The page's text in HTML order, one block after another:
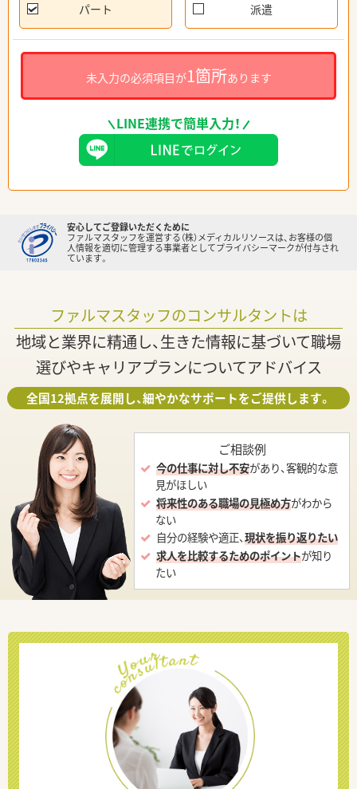
パート 派遣
未入力の必須項目が1箇所あります
LINE連携で簡単入力！
安心してご登録いただくために
ファルマスタッフを運営する（株）メディカルリソースは、お客様の個
人情報を適切に管理する事業者としてプライバシーマークが付与され
ています。
ファルマスタッフのコンサルタントは
地域と業界に精通し、生きた情報に基づいて職場
選びやキャリアプランについてアドバイス
全国12拠点を展開し、細やかなサポートをご提供します。
ご相談例
今の仕事に対し不安があり、客観的な意
見がほしい
将来性のある職場の見極め方がわから
ない
自分の経験や適正、現状を振り返りたい
求人を比較するためのポイントが知り
たい